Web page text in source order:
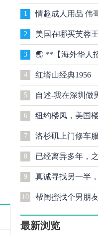
1 情趣成人用品 伟
2 美国在哪买芙蓉
3 🌏 **【海外华人
4 红塔山经典1956
5 自述-我在深圳做
6 纽约楼凤，美国
7 洛杉矶上门修车
8 已经离异多年，
加..
9 真诚寻找另一半
10 帮闺蜜找个男朋
最新浏览